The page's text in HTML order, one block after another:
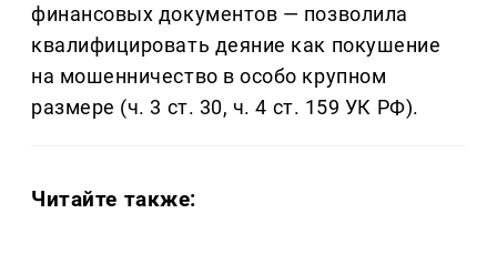
финансовых документов — позволила
квалифицировать деяние как покушение
на мошенничество в особо крупном
размере (ч. 3 ст. 30, ч. 4 ст. 159 УК РФ).
Читайте также: